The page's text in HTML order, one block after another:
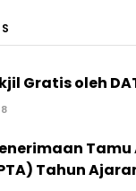
Gratis oleh
Tahun